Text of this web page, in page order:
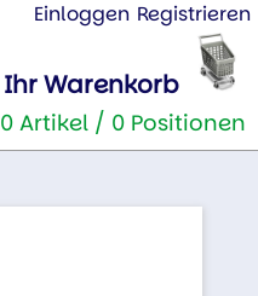
Einloggen Registrieren
Ihr Warenkorb
0 Artikel / 0 Positionen